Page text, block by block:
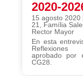
2020-
15 agosto 2020
21
Família
Rector Mayor
En esta
Reflexiones
aprobado por
CG28.